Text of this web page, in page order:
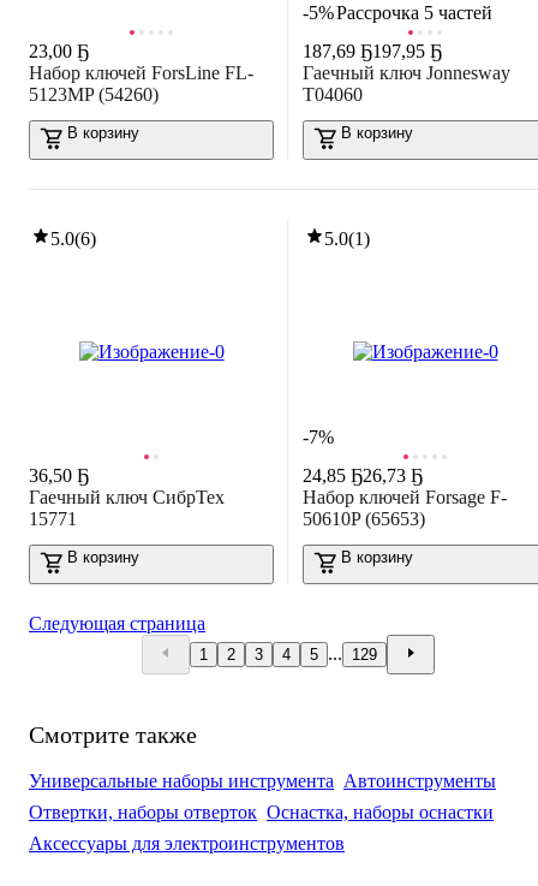
23,00 Ҕ
Набор ключей ForsLine FL-
5123MP (54260)
В корзину
-5%Рассрочка 5 частей
187,69 Ҕ197,95 Ҕ
Гаечный ключ Jonnesway
T04060
В корзину
5.0(6)
36,50 Ҕ
Гаечный ключ СибрТех
15771
В корзину
5.0(1)
-7%
24,85 Ҕ26,73 Ҕ
Набор ключей Forsage F-
50610P (65653)
В корзину
Следующая страница
1 2 3 4 5 ... 129
Смотрите также
Универсальные наборы инструмента Автоинструменты
Отвертки, наборы отверток Оснастка, наборы оснастки
Аксессуары для электроинструментов